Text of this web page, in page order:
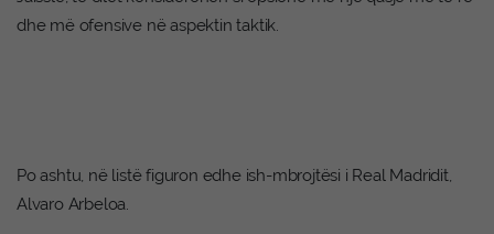
dhe më ofensive në aspektin taktik.
Po ashtu, në listë figuron edhe ish-mbrojtësi i Real Madridit,
Alvaro Arbeloa.